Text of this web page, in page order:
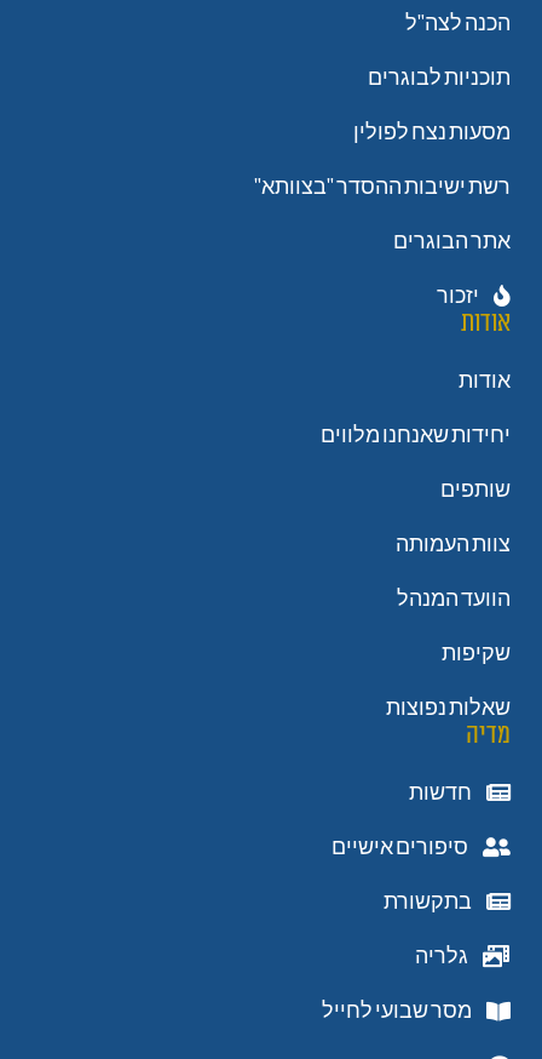
הכנה לצה"ל
תוכניות לבוגרים
מסעות נצח לפולין
רשת ישיבות ההסדר "בצוותא"
אתר הבוגרים
יזכור
אודות
אודות
יחידות שאנחנו מלווים
שותפים
צוות העמותה
הוועד המנהל
שקיפות
שאלות נפוצות
מדיה
חדשות
סיפורים אישיים
בתקשורת
גלריה
מסר שבועי לחייל